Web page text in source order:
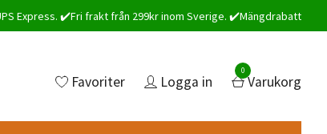
Express. ✔️Fri frakt från 299kr inom Sverige. ✔️Mängdrabatt
Favoriter Logga in
0
Varukorg